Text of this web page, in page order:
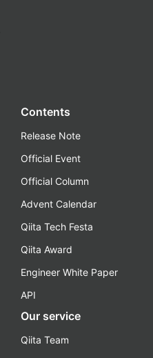
Contents
Release Note
Official Event
Official Column
Advent Calendar
Qiita Tech Festa
Qiita Award
Engineer White Paper
API
Our service
Qiita Team